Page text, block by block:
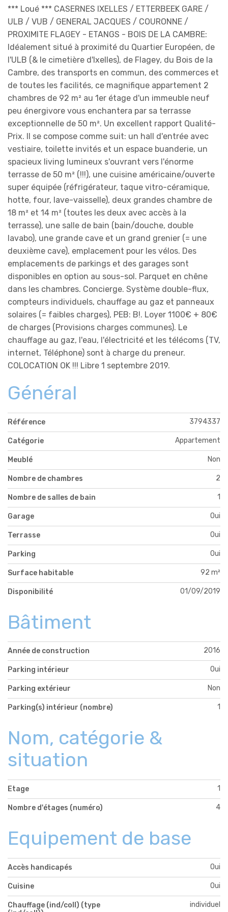
*** Loué *** CASERNES IXELLES / ETTERBEEK GARE /
ULB / VUB / GENERAL JACQUES / COURONNE /
PROXIMITE FLAGEY - ETANGS - BOIS DE LA CAMBRE:
Idéalement situé à proximité du Quartier Européen, de
l'ULB (& le cimetière d'Ixelles), de Flagey, du Bois de la
Cambre, des transports en commun, des commerces et
de toutes les facilités, ce magnifique appartement 2
chambres de 92 m² au 1er étage d'un immeuble neuf
peu énergivore vous enchantera par sa terrasse
exceptionnelle de 50 m². Un excellent rapport Qualité-
Prix. Il se compose comme suit: un hall d'entrée avec
vestiaire, toilette invités et un espace buanderie, un
spacieux living lumineux s'ouvrant vers l'énorme
terrasse de 50 m² (!!!), une cuisine américaine/ouverte
super équipée (réfrigérateur, taque vitro-céramique,
hotte, four, lave-vaisselle), deux grandes chambre de
18 m² et 14 m² (toutes les deux avec accès à la
terrasse), une salle de bain (bain/douche, double
lavabo), une grande cave et un grand grenier (= une
deuxième cave), emplacement pour les vélos. Des
emplacements de parkings et des garages sont
disponibles en option au sous-sol. Parquet en chêne
dans les chambres. Concierge. Système double-flux,
compteurs individuels, chauffage au gaz et panneaux
solaires (= faibles charges), PEB: B!. Loyer 1100€ + 80€
de charges (Provisions charges communes). Le
chauffage au gaz, l'eau, l'électricité et les télécoms (TV,
internet, Téléphone) sont à charge du preneur.
COLOCATION OK !!! Libre 1 septembre 2019.
Général
Référence 3794337
Catégorie Appartement
Meublé Non
Nombre de chambres 2
Nombre de salles de bain 1
Garage Oui
Terrasse Oui
Parking Oui
Surface habitable 92 m²
Disponibilité 01/09/2019
Bâtiment
Année de construction 2016
Parking intérieur Oui
Parking extérieur Non
Parking(s) intérieur (nombre) 1
Nom, catégorie &
situation
Etage 1
Nombre d'étages (numéro) 4
Equipement de base
Accès handicapés Oui
Cuisine Oui
Chauffage (ind/coll) (type
individuel